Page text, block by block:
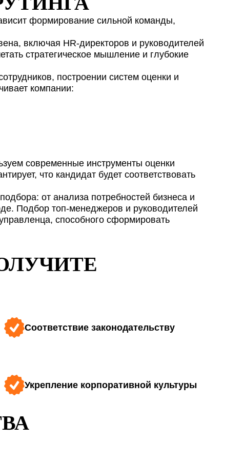
формирование сильной команды,
включая HR-директоров и руководителей
стратегическое мышление и глубокие
построении систем оценки и
компании:
современные инструменты оценки
что кандидат будет соответствовать
от анализа потребностей бизнеса и
Подбор топ-менеджеров и руководителей
способного сформировать
Соответствие законодательству
Укрепление корпоративной культуры
персональных данных
пользования
персональных данных